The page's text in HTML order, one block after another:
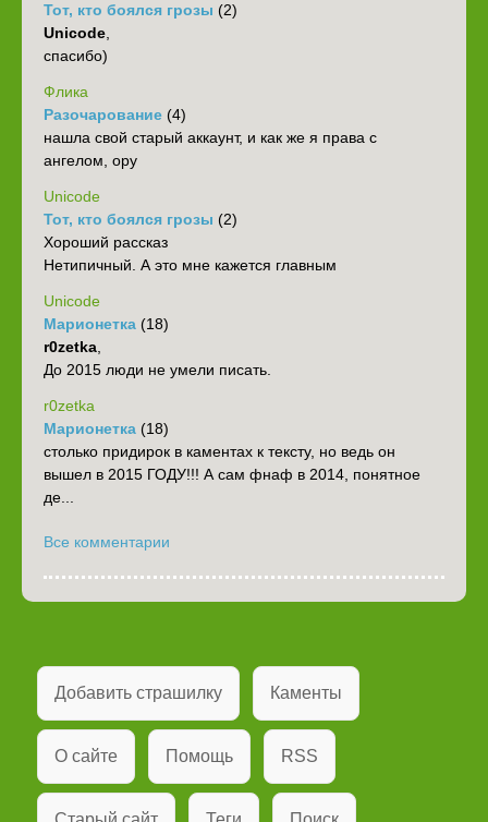
Тот, кто боялся грозы (2)
Unicode,
спасибо)
Флика
Разочарование (4)
нашла свой старый аккаунт, и как же я права с
ангелом, ору
Unicode
Тот, кто боялся грозы (2)
Хороший рассказ
Нетипичный. А это мне кажется главным
Unicode
Марионетка (18)
r0zetka,
До 2015 люди не умели писать.
r0zetka
Марионетка (18)
столько придирок в каментах к тексту, но ведь он
вышел в 2015 ГОДУ!!! А сам фнаф в 2014, понятное
де...
Все комментарии
Добавить страшилку Каменты
О сайте Помощь RSS